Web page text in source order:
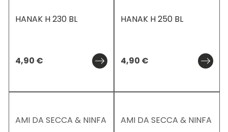
HANAK H 230 BL
4,90 €
HANAK H 250 BL
4,90 €
AMI DA SECCA & NINFA AMI DA SECCA & NINFA